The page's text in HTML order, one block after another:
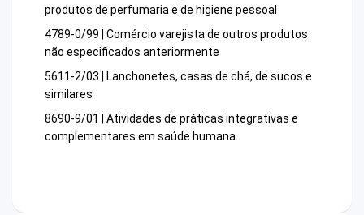
produtos de perfumaria e de higiene pessoal
4789-0/99 | Comércio varejista de outros produtos
não especificados anteriormente
5611-2/03 | Lanchonetes, casas de chá, de sucos e
similares
8690-9/01 | Atividades de práticas integrativas e
complementares em saúde humana